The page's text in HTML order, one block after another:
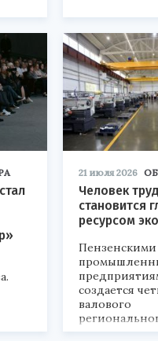
21 июля 2026
Человек
становится
ресурсом
Пензенскими
создается
валового
продукта и